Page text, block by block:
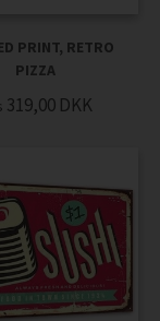
PRINT, RETRO
PIZZA
319,00 DKK